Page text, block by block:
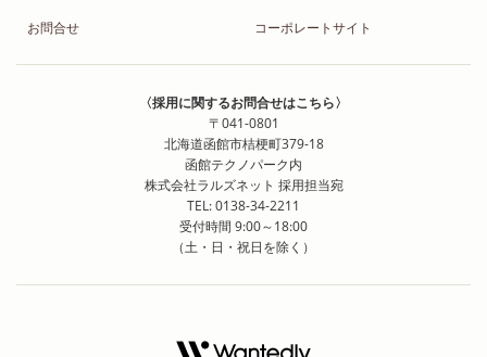
お問合せ コーポレートサイト
〈採用に関するお問合せはこちら〉
〒041-0801
北海道函館市桔梗町379-18
函館テクノパーク内
株式会社ラルズネット 採用担当宛
TEL: 0138-34-2211
受付時間 9:00～18:00
（土・日・祝日を除く）